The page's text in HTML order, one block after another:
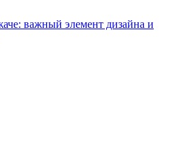
важный элемент дизайна и